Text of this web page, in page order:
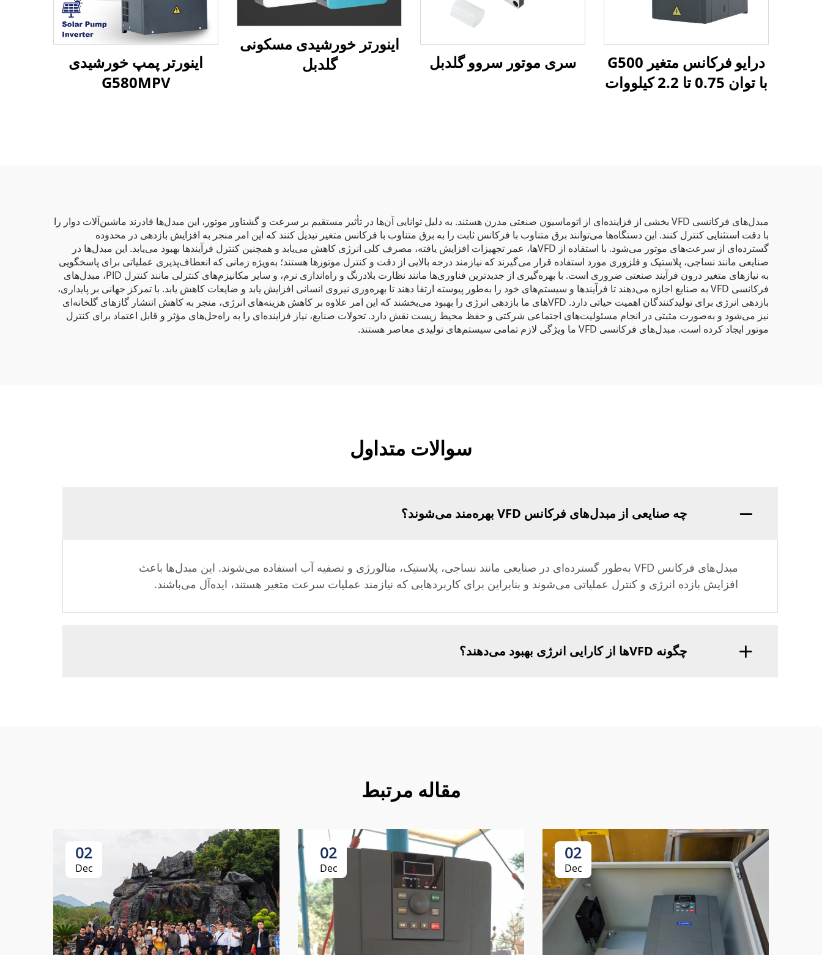
درایو فرکانس متغیر G500
با توان 0.75 تا 2.2 کیلووات
سری موتور سروو گلدبل
اینورتر خورشیدی مسکونی
گلدبل
اینورتر پمپ خورشیدی
G580MPV
مبدل‌های فرکانسی VFD بخشی از فزاینده‌ای از اتوماسیون صنعتی مدرن هستند. به دلیل توانایی آن‌ها در تأثیر مستقیم بر سرعت و گشتاور موتور، این مبدل‌ها قادرند ماشین‌آلات دوار را
با دقت استثنایی کنترل کنند. این دستگاه‌ها می‌توانند برق متناوب با فرکانس ثابت را به برق متناوب با فرکانس متغیر تبدیل کنند که این امر منجر به افزایش بازدهی در محدوده
گسترده‌ای از سرعت‌های موتور می‌شود. با استفاده از VFDها، عمر تجهیزات افزایش یافته، مصرف کلی انرژی کاهش می‌یابد و همچنین کنترل فرآیندها بهبود می‌یابد. این مبدل‌ها در
صنایعی مانند نساجی، پلاستیک و فلزوری مورد استفاده قرار می‌گیرند که نیازمند درجه بالایی از دقت و کنترل موتورها هستند؛ به‌ویژه زمانی که انعطاف‌پذیری عملیاتی برای پاسخگویی
به نیازهای متغیر درون فرآیند صنعتی ضروری است. با بهره‌گیری از جدیدترین فناوری‌ها مانند نظارت بلادرنگ و راه‌اندازی نرم، و سایر مکانیزم‌های کنترلی مانند کنترل PID، مبدل‌های
فرکانسی VFD به صنایع اجازه می‌دهند تا فرآیندها و سیستم‌های خود را به‌طور پیوسته ارتقا دهند تا بهره‌وری نیروی انسانی افزایش یابد و ضایعات کاهش یابد. با تمرکز جهانی بر پایداری،
بازدهی انرژی برای تولیدکنندگان اهمیت حیاتی دارد. VFDهای ما بازدهی انرژی را بهبود می‌بخشند که این امر علاوه بر کاهش هزینه‌های انرژی، منجر به کاهش انتشار گازهای گلخانه‌ای
نیز می‌شود و به‌صورت مثبتی در انجام مسئولیت‌های اجتماعی شرکتی و حفظ محیط زیست نقش دارد. تحولات صنایع، نیاز فزاینده‌ای را به راه‌حل‌های مؤثر و قابل اعتماد برای کنترل
موتور ایجاد کرده است. مبدل‌های فرکانسی VFD ما ویژگی لازم تمامی سیستم‌های تولیدی معاصر هستند.
سوالات متداول
چه صنایعی از مبدل‌های فرکانس VFD بهره‌مند می‌شوند؟
مبدل‌های فرکانس VFD به‌طور گسترده‌ای در صنایعی مانند نساجی، پلاستیک، متالورژی و تصفیه آب استفاده می‌شوند. این مبدل‌ها باعث
افزایش بازده انرژی و کنترل عملیاتی می‌شوند و بنابراین برای کاربردهایی که نیازمند عملیات سرعت متغیر هستند، ایده‌آل می‌باشند.
چگونه VFDها از کارایی انرژی بهبود می‌دهند؟
مقاله مرتبط
02
Dec
02
Dec
02
Dec